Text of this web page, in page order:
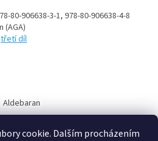
cookie. Dalším procházením
80-906638-3-1, 978-80-906638-4-8
(AGA)
třetí díl
Aldebaran